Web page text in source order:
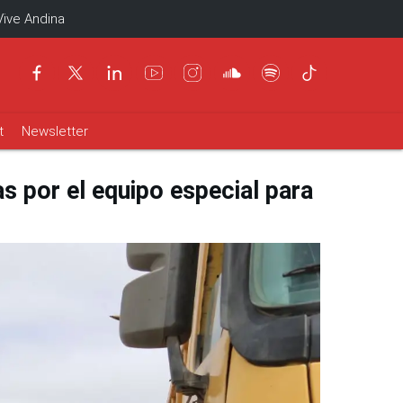
Andina
Newsletter
por el equipo especial para